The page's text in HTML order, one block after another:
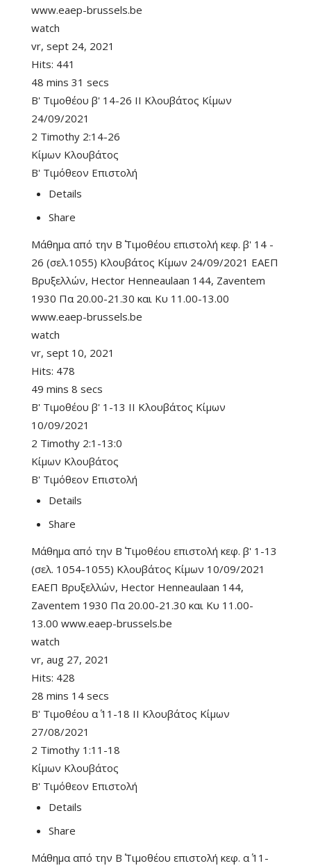
www.eaep-brussels.be
watch
vr, sept 24, 2021
Hits: 441
48 mins 31 secs
B' Τιμοθέου β' 14-26 II Κλουβάτος Κίμων
24/09/2021
2 Timothy 2:14-26
Κίμων Κλουβάτος
Β' Τιμόθεον Επιστολή
Details
Share
Μάθημα από την Β΄ Τιμοθέου επιστολή κεφ. β' 14 -
26 (σελ.1055) Κλουβάτος Κίμων 24/09/2021 ΕΑΕΠ
Βρυξελλών, Hector Henneaulaan 144, Zaventem
1930 Πα 20.00-21.30 και Κυ 11.00-13.00
www.eaep-brussels.be
watch
vr, sept 10, 2021
Hits: 478
49 mins 8 secs
B' Τιμοθέου β' 1-13 II Κλουβάτος Κίμων
10/09/2021
2 Timothy 2:1-13:0
Κίμων Κλουβάτος
Β' Τιμόθεον Επιστολή
Details
Share
Μάθημα από την Β΄ Τιμοθέου επιστολή κεφ. β' 1-13
(σελ. 1054-1055) Κλουβάτος Κίμων 10/09/2021
ΕΑΕΠ Βρυξελλών, Hector Henneaulaan 144,
Zaventem 1930 Πα 20.00-21.30 και Κυ 11.00-
13.00 www.eaep-brussels.be
watch
vr, aug 27, 2021
Hits: 428
28 mins 14 secs
B' Τιμοθέου α΄ 11-18 II Κλουβάτος Κίμων
27/08/2021
2 Timothy 1:11-18
Κίμων Κλουβάτος
Β' Τιμόθεον Επιστολή
Details
Share
Μάθημα από την Β΄ Τιμοθέου επιστολή κεφ. α΄ 11-